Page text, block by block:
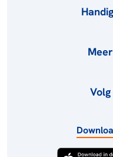
Volg